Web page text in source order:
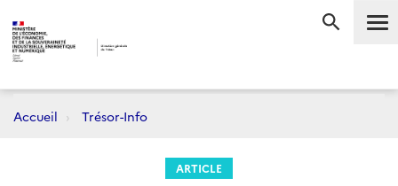
Accueil Trésor-Info
ARTICLE